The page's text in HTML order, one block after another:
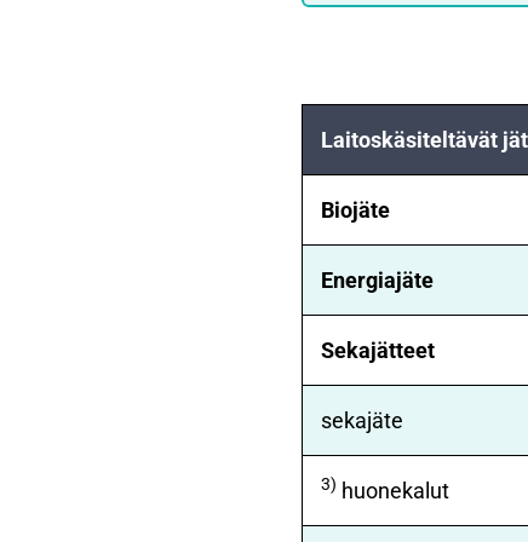
Laitoskäsiteltävät
Biojäte
Energiajäte
Sekajätteet
sekajäte
3) huonekalut